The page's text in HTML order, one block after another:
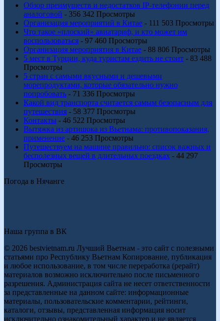
Обзор преимуществ и недостатков IP-телефонии перед
аналоговой - 356 342 Просмотры
Организация мероприятий в Китае - 111 503 Просмотры
Что такое «плоский» авиатариф, и кто может им
воспользоваться - 97 460 Просмотры
Организация мероприятия в Китае - 88 806 Просмотры
5 мест в Турции, куда туристам ездить не стоит - 83 488
Просмотры
5 стран с самыми вкусными и дешевыми
морепродуктами, которые обязательно нужно
попробовать - 71 336 Просмотры
Какой вид транспорта считается самым безопасным для
путешествия - 58 377 Просмотры
Контакты - 46 522 Просмотры
Вытяжка из артишока из Вьетнама: противопоказания,
применение - 46 253 Просмотры
Путешествуем на машине правильно: список важных и
бесполезных вещей в длительных поездках - 44 297
Просмотры
Погода в Нячанге
Наша группа в ВК
© 2026 bestvietnam.ru Лучший Вьетнам - это сайт с полезными
статьями про Республику Вьетнам Копирование, публикация
и любое использование, в том числе переработка (рерайт)
материалов возможно исключительно после письменного
разрешения. Администрация сайта не несет ответственности
за представленные на данном сайте: информационные
материалы, пользовательские комментарии, рейтинги,
каталоги, отзывы, представленная информация носит
исключительно ознакомительный характер и не является